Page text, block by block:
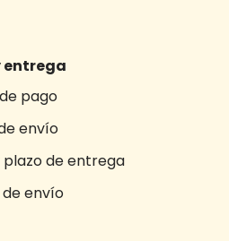
entrega
pago
envío
plazo de entrega
envío